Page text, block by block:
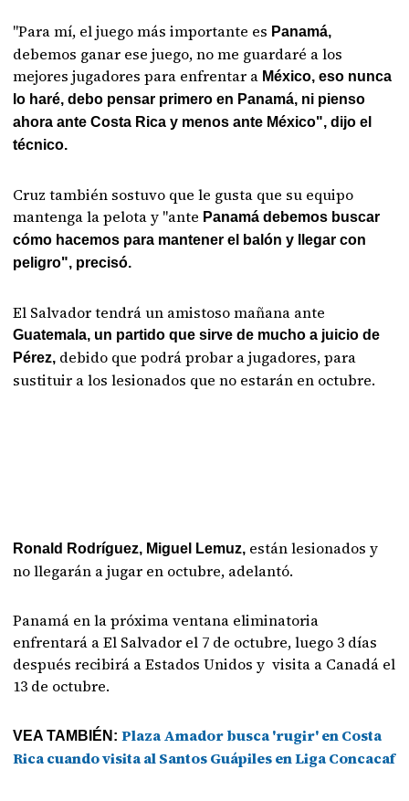
"Para mí, el juego más importante es Panamá,
debemos ganar ese juego, no me guardaré a los
mejores jugadores para enfrentar a México, eso nunca
lo haré, debo pensar primero en Panamá, ni pienso
ahora ante Costa Rica y menos ante México", dijo el
técnico.
Cruz también sostuvo que le gusta que su equipo
mantenga la pelota y "ante Panamá debemos buscar
cómo hacemos para mantener el balón y llegar con
peligro", precisó.
El Salvador tendrá un amistoso mañana ante
Guatemala, un partido que sirve de mucho a juicio de
Pérez, debido que podrá probar a jugadores, para
sustituir a los lesionados que no estarán en octubre.
Ronald Rodríguez, Miguel Lemuz, están lesionados y
no llegarán a jugar en octubre, adelantó.
Panamá en la próxima ventana eliminatoria
enfrentará a El Salvador el 7 de octubre, luego 3 días
después recibirá a Estados Unidos y visita a Canadá el
13 de octubre.
VEA TAMBIÉN:Plaza Amador busca 'rugir' en Costa
Rica cuando visita al Santos Guápiles en Liga Concacaf